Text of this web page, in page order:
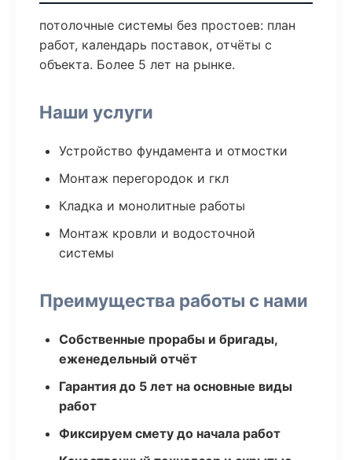
потолочные системы без простоев: план
работ, календарь поставок, отчёты с
объекта. Более 5 лет на рынке.
Наши услуги
Устройство фундамента и отмостки
Монтаж перегородок и гкл
Кладка и монолитные работы
Монтаж кровли и водосточной
системы
Преимущества работы с нами
Собственные прорабы и бригады,
еженедельный отчёт
Гарантия до 5 лет на основные виды
работ
Фиксируем смету до начала работ